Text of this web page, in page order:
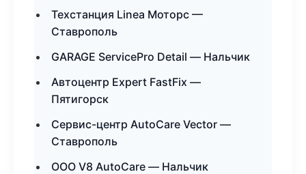
Техстанция Linea Моторс —
Ставрополь
GARAGE ServicePro Detail — Нальчик
Автоцентр Expert FastFix —
Пятигорск
Сервис-центр AutoCare Vector —
Ставрополь
ООО V8 AutoCare — Нальчик